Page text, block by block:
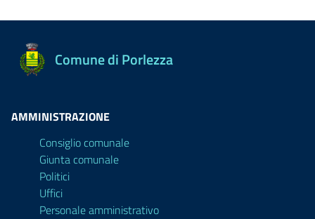
Comune di Porlezza
AMMINISTRAZIONE
Consiglio comunale
Giunta comunale
Politici
Uffici
Personale amministrativo